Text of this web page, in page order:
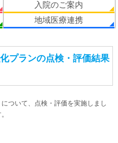
入院のご案内
地域医療連携
プランの点検・評価結果
ついて、点検・評価を実施しまし